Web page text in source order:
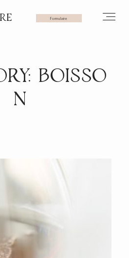
Formulaire
BOISSO
N
PHOTOS
SERVICES
A PROPOS